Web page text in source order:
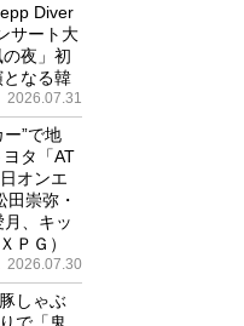
Diver
サート大
夜」初
なる韓
2026.07.31
”で地
タ「AT
オンエ
崇弥・
、キッ
ＰＧ）
2026.07.30
しゃぶ
で「鬼